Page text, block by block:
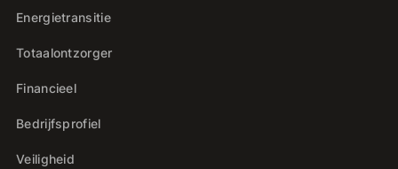
Energietransitie
Totaalontzorger
Financieel
Bedrijfsprofiel
Veiligheid